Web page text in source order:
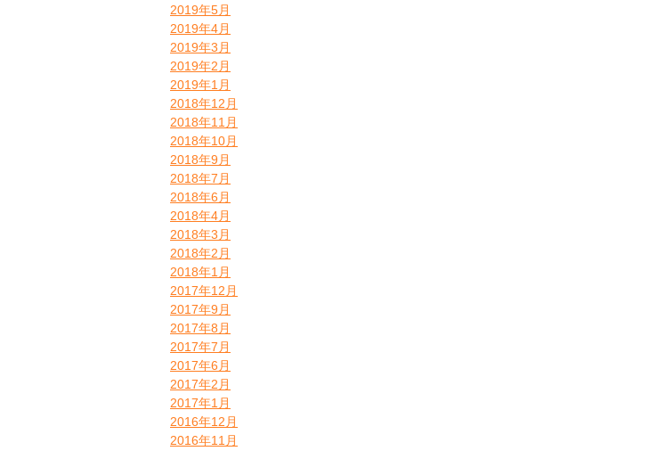
2019年5月
2019年4月
2019年3月
2019年2月
2019年1月
2018年12月
2018年11月
2018年10月
2018年9月
2018年7月
2018年6月
2018年4月
2018年3月
2018年2月
2018年1月
2017年12月
2017年9月
2017年8月
2017年7月
2017年6月
2017年2月
2017年1月
2016年12月
2016年11月